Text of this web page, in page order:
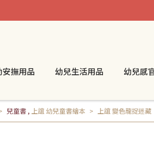
安撫用品 幼兒生活用品 幼兒感
兒童書, 上誼 幼兒童書繪本 上誼 變色龍捉迷藏